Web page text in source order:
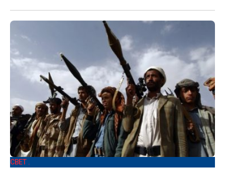
СВЕТ .